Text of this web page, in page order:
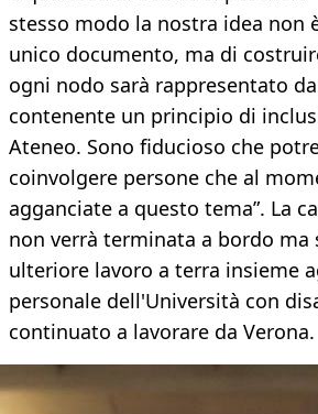
stesso modo la nostra idea non
unico documento, ma di
ogni nodo sarà rappresentato
contenente un principio di
Ateneo. Sono fiducioso che
coinvolgere persone che al
agganciate a questo tema”. La
non verrà terminata a bordo ma
ulteriore lavoro a terra insieme
personale dell'Università con
continuato a lavorare da Verona.